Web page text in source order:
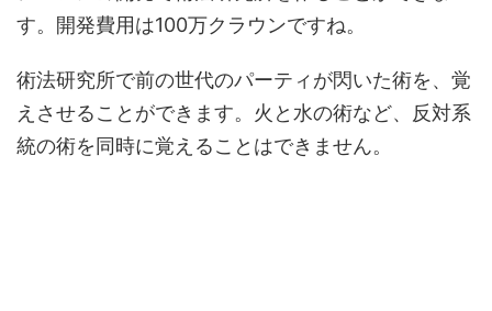
す。開発費用は100万クラウンですね。
術法研究所で前の世代のパーティが閃いた術を、覚
えさせることができます。火と水の術など、反対系
統の術を同時に覚えることはできません。